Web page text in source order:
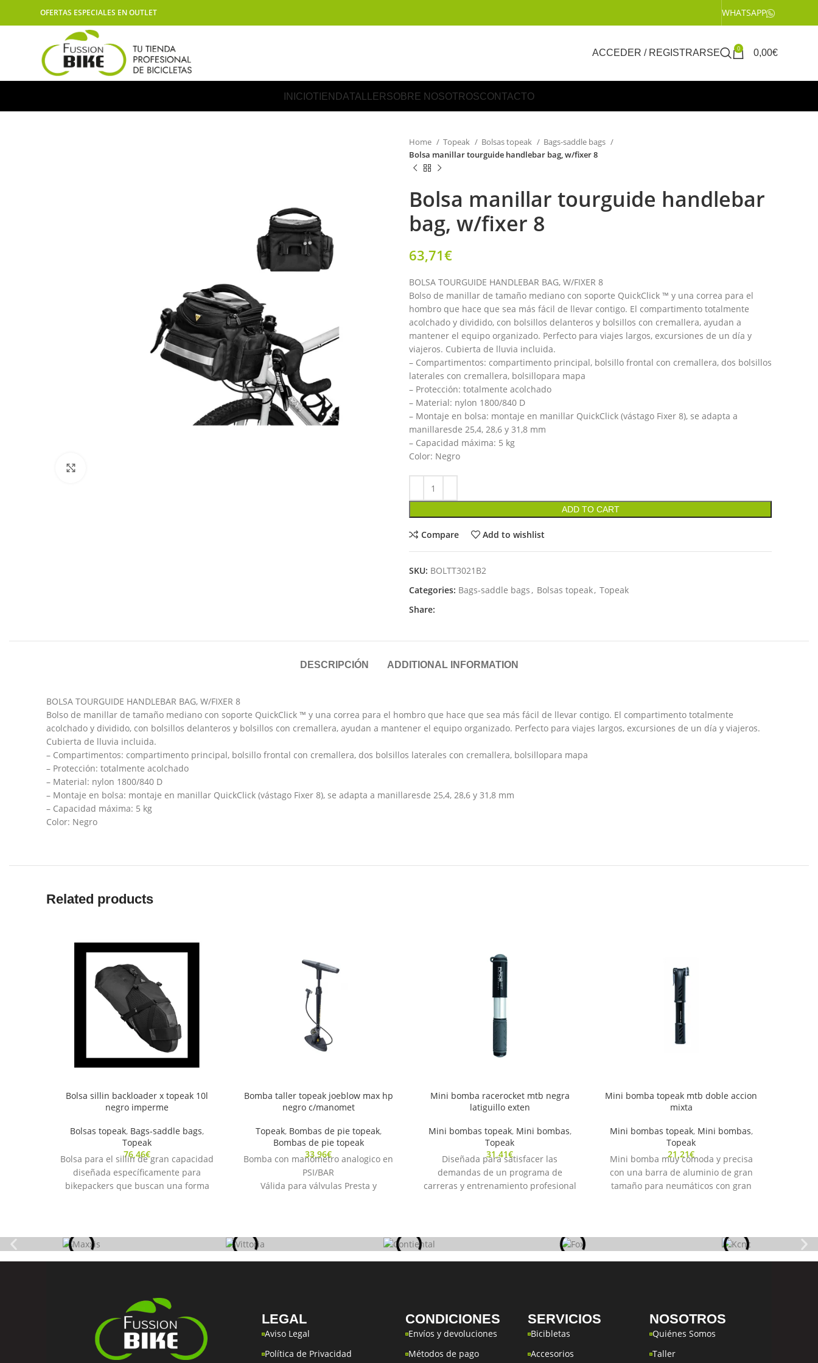
OFERTAS ESPECIALES EN OUTLET WHATSAPP
ACCEDER / REGISTRARSE 0 0,00€
INICIOTIENDATALLERSOBRE NOSOTROSCONTACTO
Home Topeak Bolsas topeak
Bags-saddle bags
Bolsa manillar tourguide handlebar bag, w/fixer 8
Bolsa manillar tourguide handlebar
bag, w/fixer 8
63,71€
BOLSA TOURGUIDE HANDLEBAR BAG, W/FIXER 8
Bolso de manillar de tamaño mediano con soporte QuickClick ™ y una correa para el
hombro que hace que sea más fácil de llevar contigo. El compartimento totalmente
acolchado y dividido, con bolsillos delanteros y bolsillos con cremallera, ayudan a
mantener el equipo organizado. Perfecto para viajes largos, excursiones de un día y
viajeros. Cubierta de lluvia incluida.
– Compartimentos: compartimento principal, bolsillo frontal con cremallera, dos bolsillos
laterales con cremallera, bolsillopara mapa
– Protección: totalmente acolchado
– Material: nylon 1800/840 D
– Montaje en bolsa: montaje en manillar QuickClick (vástago Fixer 8), se adapta a
manillaresde 25,4, 28,6 y 31,8 mm
– Capacidad máxima: 5 kg
Color: Negro
ADD TO CART
Compare Add to wishlist
SKU: BOLTT3021B2
Categories: Bags-saddle bags , Bolsas topeak, Topeak
Share:
DESCRIPCIÓN ADDITIONAL INFORMATION
BOLSA TOURGUIDE HANDLEBAR BAG, W/FIXER 8
Bolso de manillar de tamaño mediano con soporte QuickClick ™ y una correa para el hombro que hace que sea más fácil de llevar contigo. El compartimento totalmente
acolchado y dividido, con bolsillos delanteros y bolsillos con cremallera, ayudan a mantener el equipo organizado. Perfecto para viajes largos, excursiones de un día y viajeros.
Cubierta de lluvia incluida.
– Compartimentos: compartimento principal, bolsillo frontal con cremallera, dos bolsillos laterales con cremallera, bolsillopara mapa
– Protección: totalmente acolchado
– Material: nylon 1800/840 D
– Montaje en bolsa: montaje en manillar QuickClick (vástago Fixer 8), se adapta a manillaresde 25,4, 28,6 y 31,8 mm
– Capacidad máxima: 5 kg
Color: Negro
Related products
Bolsa sillin backloader x topeak 10l
negro imperme
Bolsas topeak, Bags-saddle bags,
Topeak
76,46€
Bolsa para el sillín de gran capacidad
diseñada específicamente para
bikepackers que buscan una forma
antideslizante/arañazos protege el
sillín, mientras que el sistema de
transporte impermeable de fácil
acceso y la válvula para liberar aire
incorporada mantienen la bolsa
compacta y completamente seca.
Capacidad: 10L
Bomba taller topeak joeblow max hp
negro c/manomet
Topeak, Bombas de pie topeak,
Bombas de pie topeak
33,96€
Bomba con manòmetro analogico en
PSI/BAR
Válida para válvulas Presta y
estabilidad, forrada en goma.
Tubo de acero pintado
Mini bomba racerocket mtb negra
latiguillo exten
Mini bombas topeak, Mini bombas,
Topeak
31,41€
Diseñada para satisfacer las
demandas de un programa de
carreras y entrenamiento profesional
eliminar la tensión del vástago de la
válvula
Barril: CNC aluminio
Capacidad: 120 psi / 8 bar
Cabeza: SmartHead ThreadLock con
Mini bomba topeak mtb doble accion
mixta
Mini bombas topeak, Mini bombas,
Topeak
21,21€
Mini bomba muy cómoda y precisa
con una barra de aluminio de gran
tamaño para neumáticos con gran
aire llegando rapidamente a las
presiones deseadas.
Tamaño: 22.3 x 4.6 x 3.4 cm.
Peso segun fabricante: 192 g
LEGAL
Aviso Legal
Política de Privacidad
CONDICIONES
Envíos y devoluciones
Métodos de pago
SERVICIOS
Bicibletas
Accesorios
NOSOTROS
Quiénes Somos
Taller